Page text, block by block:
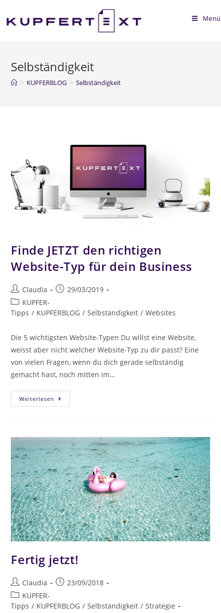
Menü
Selbständigkeit
> KUPFERBLOG > Selbständigkeit
Finde JETZT den richtigen
Website-Typ für dein Business
Claudia
29/03/2019
KUPFER-
Tipps / KUPFERBLOG / Selbständigkeit / Websites
Die 5 wichtigsten Website-Typen Du willst eine Website,
weisst aber nicht welcher Website-Typ zu dir passt? Eine
von vielen Fragen, wenn du dich gerade selbständig
gemacht hast, noch mitten im…
Weiterlesen
Fertig jetzt!
Claudia
23/09/2018
KUPFER-
Tipps / KUPFERBLOG / Selbständigkeit / Strategie